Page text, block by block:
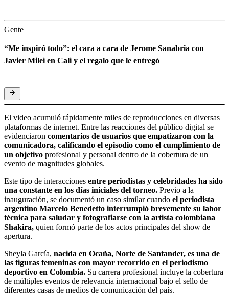
Gente
“Me inspiró todo”: el cara a cara de Jerome Sanabria con
Javier Milei en Cali y el regalo que le entregó
El video acumuló rápidamente miles de reproducciones en diversas
plataformas de internet. Entre las reacciones del público digital se
evidenciaron comentarios de usuarios que empatizaron con la
comunicadora, calificando el episodio como el cumplimiento de
un objetivo profesional y personal dentro de la cobertura de un
evento de magnitudes globales.
Este tipo de interacciones entre periodistas y celebridades ha sido
una constante en los días iniciales del torneo. Previo a la
inauguración, se documentó un caso similar cuando el periodista
argentino Marcelo Benedetto interrumpió brevemente su labor
técnica para saludar y fotografiarse con la artista colombiana
Shakira, quien formó parte de los actos principales del show de
apertura.
Sheyla García, nacida en Ocaña, Norte de Santander, es una de
las figuras femeninas con mayor recorrido en el periodismo
deportivo en Colombia. Su carrera profesional incluye la cobertura
de múltiples eventos de relevancia internacional bajo el sello de
diferentes casas de medios de comunicación del país.